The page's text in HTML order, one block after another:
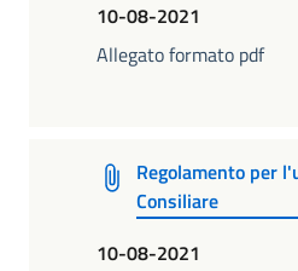
10-08-2021
Allegato formato pdf
Regolamento per
Consiliare
10-08-2021